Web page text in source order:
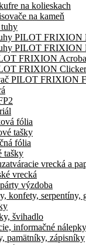
na kolieskach
na kameň
PILOT FRIXION
PILOT FRIXION
FRIXION
FRIXION Clicker
PILOT FRIXION
fólia
tašky
fólia
tašky
vrecká a
vrecká
výzdoba
konfety, serpentíny,
švihadlo
informačné
pamätníky, zápisníky